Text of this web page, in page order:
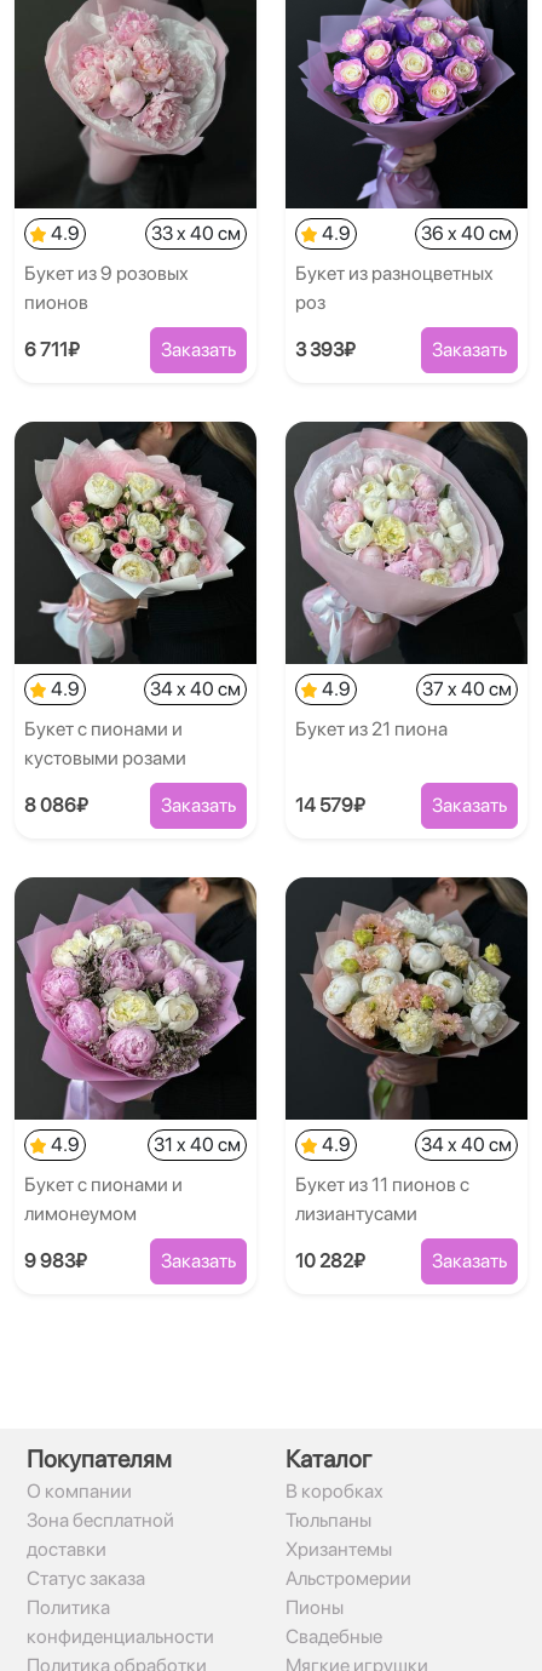
4.9
33 x 40 см
Букет из 9 розовых
пионов
6 711₽ Заказать
4.9
36 x 40 см
Букет из разноцветных
роз
3 393₽ Заказать
4.9
34 x 40 см
Букет с пионами и
кустовыми розами
8 086₽ Заказать
4.9
37 x 40 см
Букет из 21 пиона
14 579₽ Заказать
4.9
31 x 40 см
Букет с пионами и
лимонеумом
9 983₽ Заказать
4.9
34 x 40 см
Букет из 11 пионов с
лизиантусами
10 282₽ Заказать
Покупателям
О компании
Зона бесплатной
доставки
Статус заказа
Политика
конфиденциальности
Политика обработки
Каталог
В коробках
Тюльпаны
Хризантемы
Альстромерии
Пионы
Свадебные
Мягкие игрушки